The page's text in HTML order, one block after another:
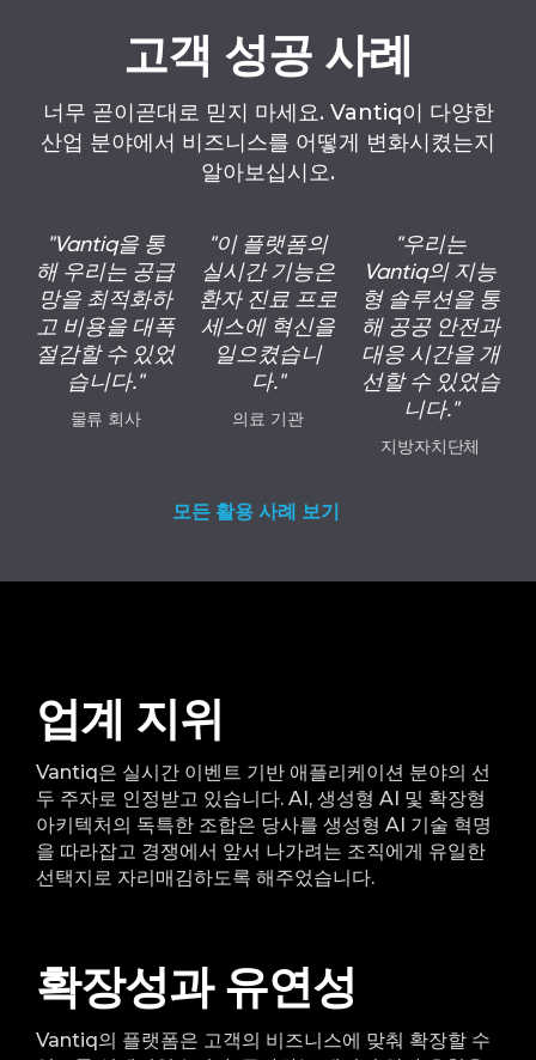
고객 성공 사례
너무 곧이곧대로 믿지 마세요. Vantiq이 다양한
산업 분야에서 비즈니스를 어떻게 변화시켰는지
알아보십시오.
"Vantiq을 통
해 우리는 공급
망을 최적화하
고 비용을 대폭
절감할 수 있었
습니다."
물류 회사
"이 플랫폼의
실시간 기능은
환자 진료 프로
세스에 혁신을
일으켰습니
다."
의료 기관
"우리는
Vantiq의 지능
형 솔루션을 통
해 공공 안전과
대응 시간을 개
선할 수 있었습
니다."
지방자치단체
모든 활용 사례 보기
업계 지위
Vantiq은 실시간 이벤트 기반 애플리케이션 분야의 선
두 주자로 인정받고 있습니다. AI, 생성형 AI 및 확장형
아키텍처의 독특한 조합은 당사를 생성형 AI 기술 혁명
을 따라잡고 경쟁에서 앞서 나가려는 조직에게 유일한
선택지로 자리매김하도록 해주었습니다.
확장성과 유연성
Vantiq의 플랫폼은 고객의 비즈니스에 맞춰 확장할 수